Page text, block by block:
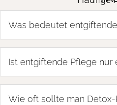
Was bedeutet
Ist entgiftende Pflege
Wie oft sollte man